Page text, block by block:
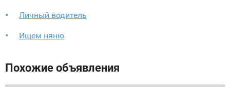
Личный водитель
Ищем няню
Похожие объявления